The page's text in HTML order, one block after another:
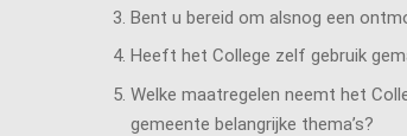
Bent u bereid om alsnog een
Heeft het College zelf gebruik
Welke maatregelen neemt het
gemeente belangrijke thema’s?